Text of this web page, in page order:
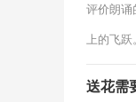
评价朗诵
上的飞跃
送花需